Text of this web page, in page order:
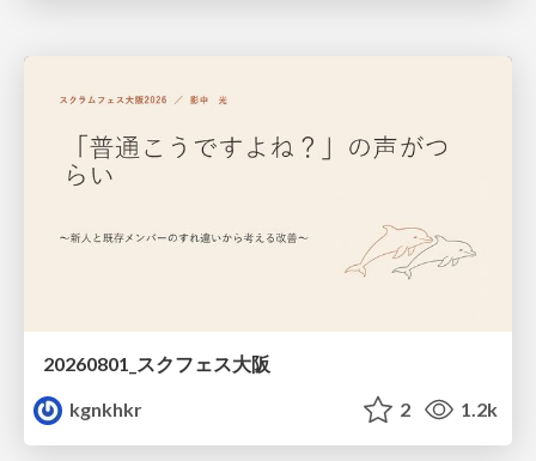
20260801_スクフェス大阪
kgnkhkr
2 1.2k